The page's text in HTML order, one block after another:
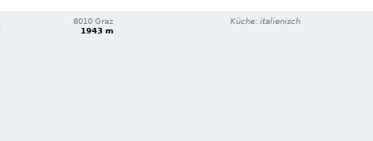
8010 Graz
1943 m
Küche: italienisch